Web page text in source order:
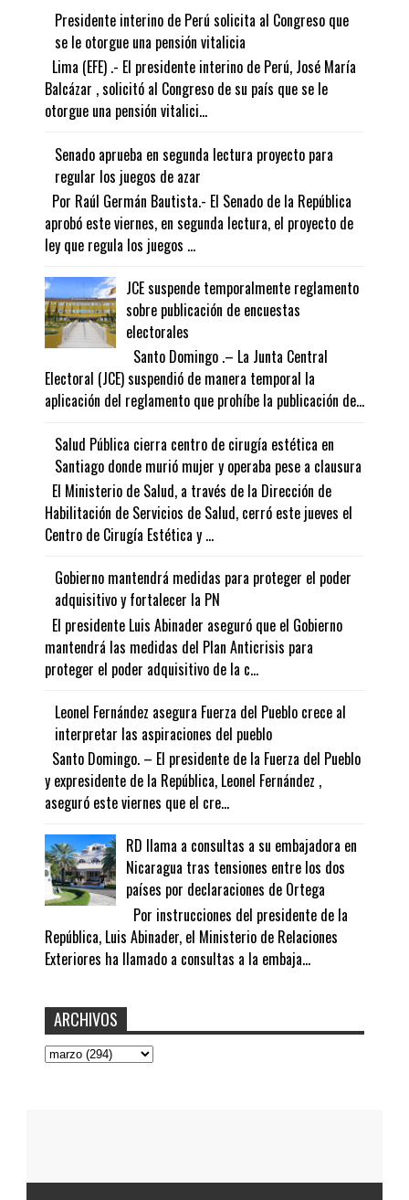
Presidente interino de Perú solicita al Congreso que
se le otorgue una pensión vitalicia
Lima (EFE) .- El presidente interino de Perú, José María
Balcázar , solicitó al Congreso de su país que se le
otorgue una pensión vitalici...
Senado aprueba en segunda lectura proyecto para
regular los juegos de azar
Por Raúl Germán Bautista.- El Senado de la República
aprobó este viernes, en segunda lectura, el proyecto de
ley que regula los juegos ...
JCE suspende temporalmente reglamento
sobre publicación de encuestas
electorales
Santo Domingo .– La Junta Central
Electoral (JCE) suspendió de manera temporal la
aplicación del reglamento que prohíbe la publicación de...
Salud Pública cierra centro de cirugía estética en
Santiago donde murió mujer y operaba pese a clausura
El Ministerio de Salud, a través de la Dirección de
Habilitación de Servicios de Salud, cerró este jueves el
Centro de Cirugía Estética y ...
Gobierno mantendrá medidas para proteger el poder
adquisitivo y fortalecer la PN
El presidente Luis Abinader aseguró que el Gobierno
mantendrá las medidas del Plan Anticrisis para
proteger el poder adquisitivo de la c...
Leonel Fernández asegura Fuerza del Pueblo crece al
interpretar las aspiraciones del pueblo
Santo Domingo. – El presidente de la Fuerza del Pueblo
y expresidente de la República, Leonel Fernández ,
aseguró este viernes que el cre...
RD llama a consultas a su embajadora en
Nicaragua tras tensiones entre los dos
países por declaraciones de Ortega
Por instrucciones del presidente de la
República, Luis Abinader, el Ministerio de Relaciones
Exteriores ha llamado a consultas a la embaja...
ARCHIVOS